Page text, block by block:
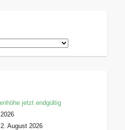
jetzt endgültig
2. August 2026